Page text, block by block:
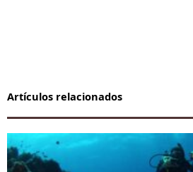
Artículos relacionados